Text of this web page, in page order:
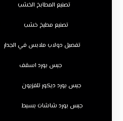
تصنيع المطابخ الخشب
تصنيع مطبخ خشب
تفصيل دولاب ملابس في الجدار
جبس بورد اسقف
جبس بورد ديكور تلفزيون
جبس بورد شاشات بسيط